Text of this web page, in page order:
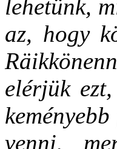
lehetünk,
az, hogy
elérjük
venni,